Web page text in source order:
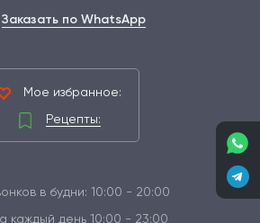
Заказать по WhatsApp
Мое избранное:
Рецепты:
в будни: 10:00 - 20:00
каждый день 10:00 - 23:00